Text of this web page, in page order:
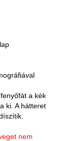
a kék
ki. A hátteret
nem